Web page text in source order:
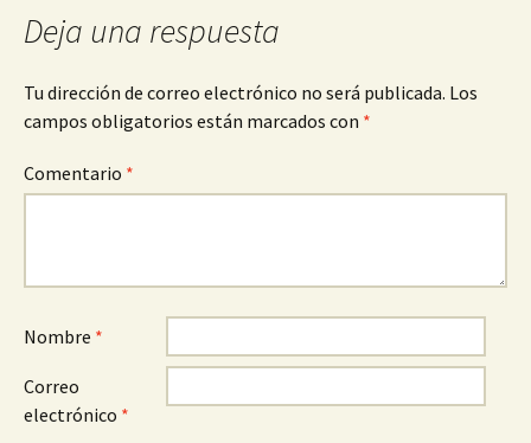
Deja una respuesta
Tu dirección de correo electrónico no será publicada. Los
campos obligatorios están marcados con *
Comentario *
Nombre *
Correo
electrónico *